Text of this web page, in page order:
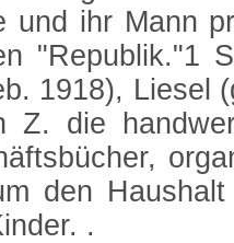
und ihr Mann
"Republik."1
1918), Liesel
Z. die
den
.